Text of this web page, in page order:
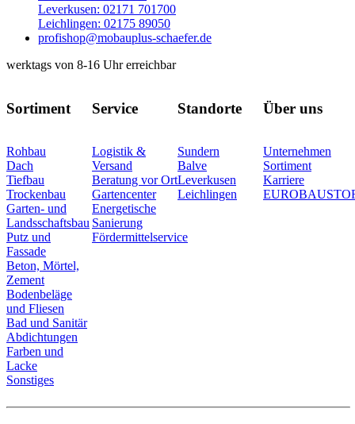
Leverkusen: 02171 701700
Leichlingen: 02175 89050
profishop@mobauplus-schaefer.de
werktags von 8-16 Uhr erreichbar
Sortiment
Rohbau
Dach
Tiefbau
Trockenbau
Garten- und
Landsschaftsbau
Putz und
Fassade
Beton, Mörtel,
Zement
Bodenbeläge
und Fliesen
Bad und Sanitär
Abdichtungen
Farben und
Lacke
Sonstiges
Service
Logistik &
Versand
Beratung vor Ort
Gartencenter
Energetische
Sanierung
Fördermittelservice
Standorte
Sundern
Balve
Leverkusen
Leichlingen
Über uns
Unternehmen
Sortiment
Karriere